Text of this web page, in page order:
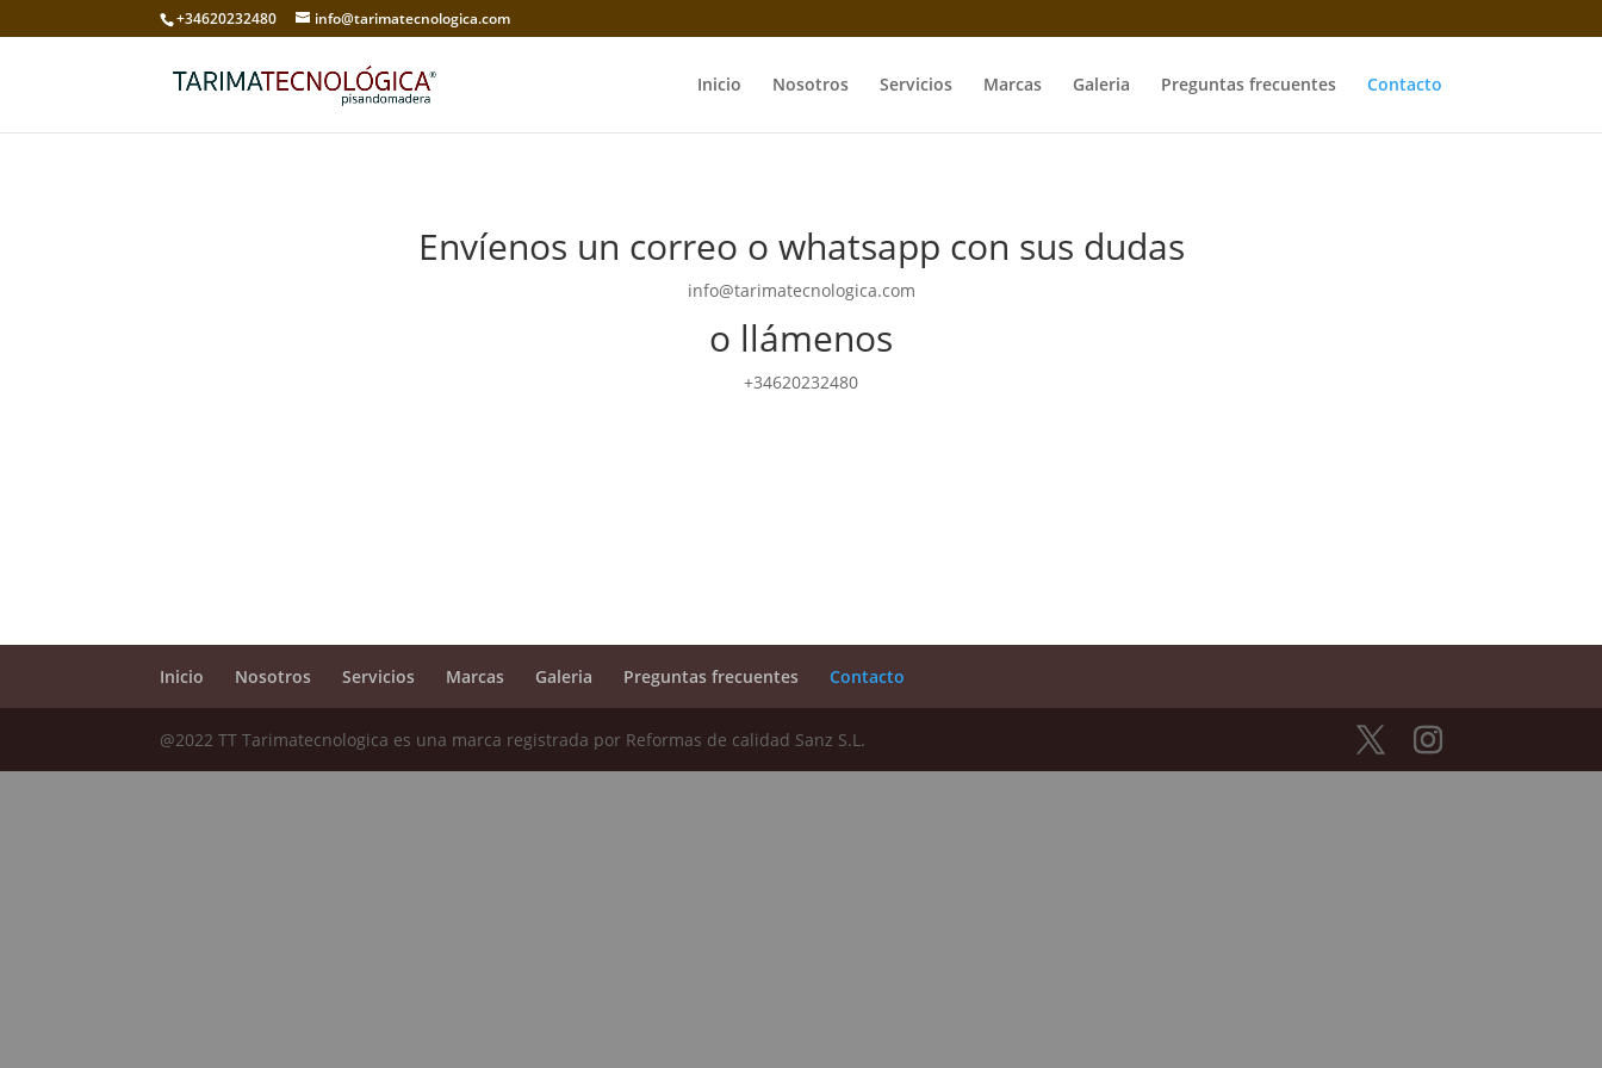
+34620232480 info@tarimatecnologica.com
Inicio Nosotros Servicios Marcas Galeria Preguntas frecuentes Contacto
Envíenos un correo o whatsapp con sus dudas
info@tarimatecnologica.com
o llámenos
+34620232480
Inicio Nosotros Servicios Marcas Galeria Preguntas frecuentes Contacto
@2022 TT Tarimatecnologica es una marca registrada por Reformas de calidad Sanz S.L.